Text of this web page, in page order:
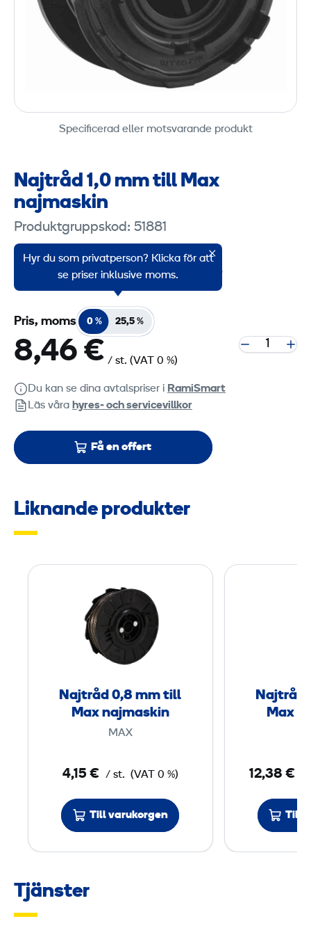
Specificerad eller motsvarande produkt
Najtråd 1,0 mm till Max
najmaskin
Produktgruppskod: 51881
MAX
Najtråd till najmaskin för Max RB441T.
Hyr du som privatperson? Klicka för att
se priser inklusive moms.
Pris, moms 0 % 25,5 %
8,46 € / st. (VAT 0 %)
Du kan se dina avtalspriser i RamiSmart
Läs våra hyres‑ och servicevillkor
Få en offert
Liknande produkter
a
j
t
å
d
0
,
m
m
t
l
Najtråd 0,8 mm till
Max najmaskin
MAX
4,15 € / st. (VAT 0 %)
Till varukorgen
Najtråd
Max
12,38 €
Till
Tjänster